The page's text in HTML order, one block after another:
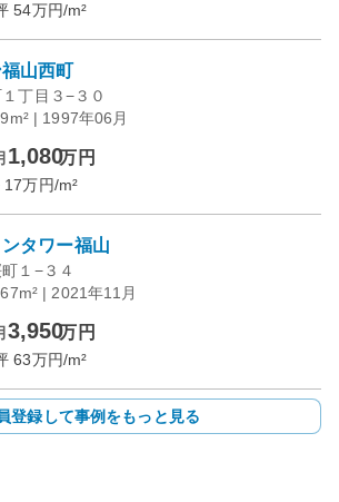
54万円/m²
山西町
丁目３−３０
| 1997年06月
1,080万円
17万円/m²
タワー福山
１−３４
| 2021年11月
3,950万円
63万円/m²
登録して事例をもっと見る